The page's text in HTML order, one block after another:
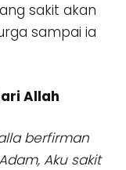
sakit akan
sampai ia
Allah
berfirman
Aku sakit